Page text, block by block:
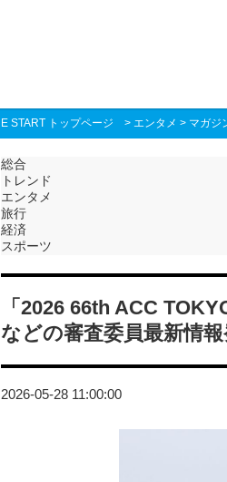
E START トップページ > エンタメ > マガジ
総合
トレンド
エンタメ
旅行
経済
スポーツ
「2026 66th ACC
などの審査委員最新情
2026-05-28 11:00:00